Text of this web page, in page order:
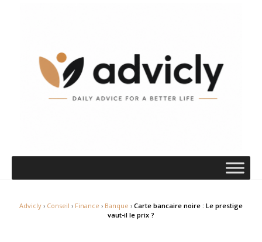
Advicly › Conseil › Finance › Banque › Carte bancaire noire : Le prestige
vaut-il le prix ?